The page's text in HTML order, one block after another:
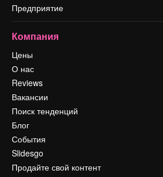
Предприятие
Компания
Цены
О нас
Reviews
Вакансии
Поиск тенденций
Блог
События
Slidesgo
Продайте свой контент